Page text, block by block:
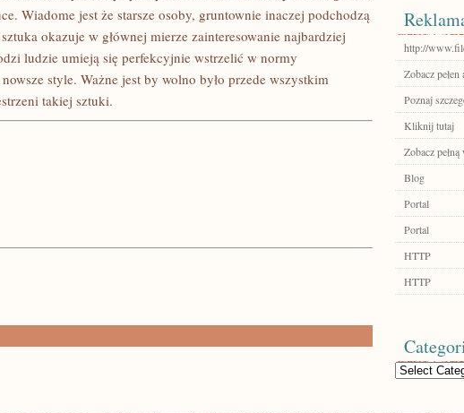
Wiadome jest że starsze osoby, gruntownie inaczej podchodzą
okazuje w głównej mierze zainteresowanie najbardziej
ludzie umieją się perfekcyjnie wstrzelić w normy
style. Ważne jest by wolno było przede wszystkim
takiej sztuki.
http://
Zobacz pełen
Poznaj
Kliknij tutaj
Zobacz
Blog
Portal
Portal
HTTP
HTTP
Categories